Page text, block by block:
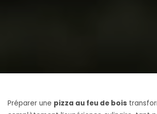
Préparer une pizza au feu de bois